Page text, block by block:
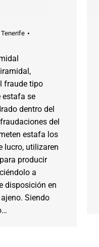
fraude tipo
estafa se
dentro del
del
estafa los
lucro, utilizaren
producir
a
disposición en
Siendo